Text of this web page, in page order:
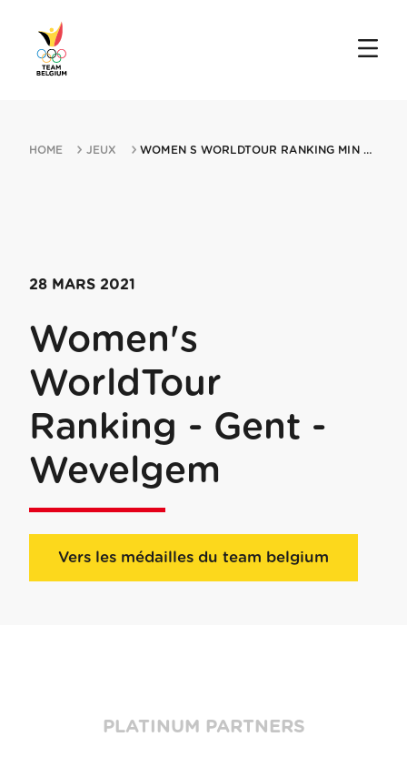
HOME JEUX WOMEN S WORLDTOUR RANKING MIN GENT MIN WEVELGEM 28032021 WEVELGEM
28 MARS 2021
Women's
WorldTour
Ranking - Gent -
Wevelgem
Vers les médailles du team belgium
PLATINUM PARTNERS